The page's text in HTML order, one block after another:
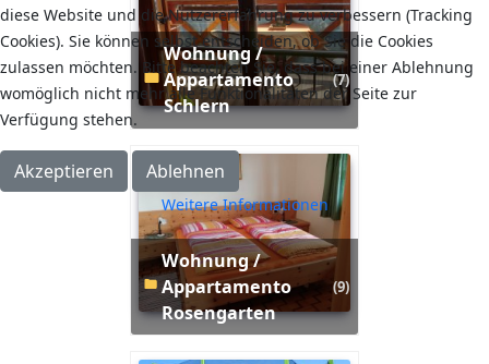
Wohnung /
Appartamento
Schlern
(7)
Wohnung /
Appartamento
Rosengarten
(9)
diese Website und die Nutzererfahrung zu verbessern (Tracking
Cookies). Sie können selbst entscheiden, ob Sie die Cookies
zulassen möchten. Bitte beachten Sie, dass bei einer Ablehnung
womöglich nicht mehr alle Funktionalitäten der Seite zur
Verfügung stehen.
Akzeptieren Ablehnen
Weitere Informationen